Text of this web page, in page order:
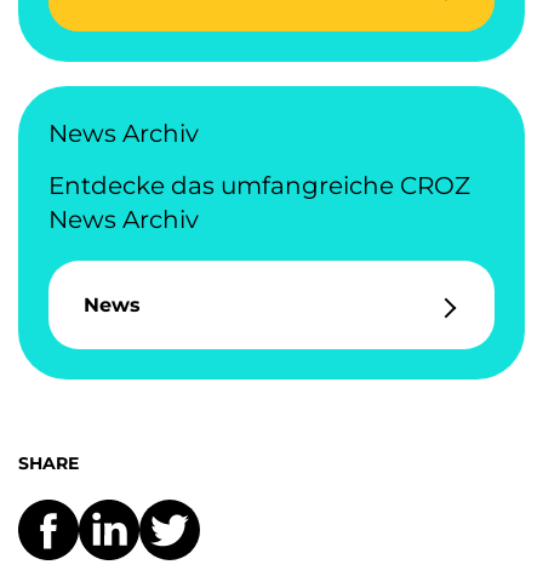
News Archiv
Entdecke das umfangreiche CROZ
News Archiv
News
SHARE